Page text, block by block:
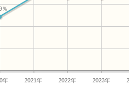
年 2021年 2022年 2023年
％